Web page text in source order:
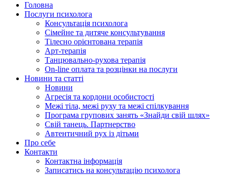
Головна
Послуги психолога
Консультація психолога
Сімейне та дитяче консультування
Тілесно орієнтована терапія
Арт-терапія
Танцювально-рухова терапія
On-line оплата та розцінки на послуги
Новини та статті
Новини
Агресія та кордони особистості
Межі тіла, межі руху та межі спілкування
Програма групових занять «Знайди свій шлях»
Свій танець. Партнерство
Автентичний рух із дітьми
Про себе
Контакти
Контактна інформація
Записатись на консультацію психолога